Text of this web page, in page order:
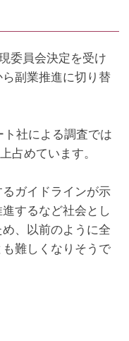
委員会決定を受け
副業推進に切り替
ト社による調査では
占めています。
ガイドラインが示
するなど社会とし
、以前のように全
難しくなりそうで